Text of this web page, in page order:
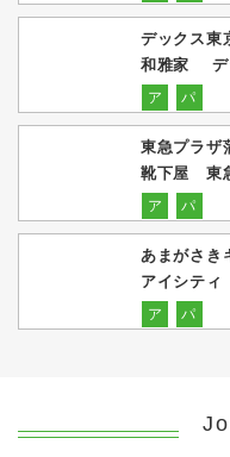
デックス東
和雅家 デ
ア パ
東急プラザ
靴下屋 東
ア パ
あまがさき
アイシテ
ア パ